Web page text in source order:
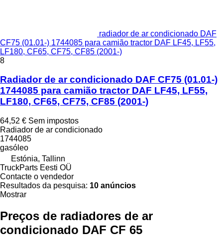
radiador de ar condicionado DAF
CF75 (01.01-) 1744085 para camião tractor DAF LF45, LF55,
LF180, CF65, CF75, CF85 (2001-)
8
Radiador de ar condicionado DAF CF75 (01.01-)
1744085 para camião tractor DAF LF45, LF55,
LF180, CF65, CF75, CF85 (2001-)
64,52 € Sem impostos
Radiador de ar condicionado
1744085
gasóleo
Estónia, Tallinn
TruckParts Eesti OÜ
Contacte o vendedor
Resultados da pesquisa: 10 anúncios
Mostrar
Preços de radiadores de ar
condicionado DAF CF 65